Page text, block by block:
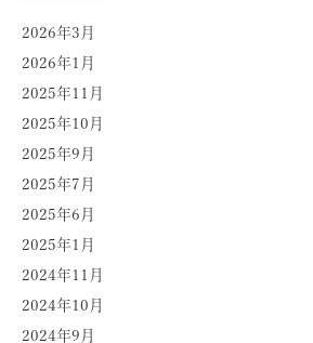
2026年3月
2026年1月
2025年11月
2025年10月
2025年9月
2025年7月
2025年6月
2025年1月
2024年11月
2024年10月
2024年9月